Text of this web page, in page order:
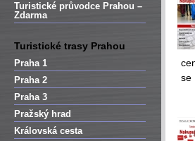
Turistické průvodce Prahou –
Zdarma
Turistické trasy Prahou
Praha 1
Praha 2
Praha 3
Pražský hrad
Královská cesta
se